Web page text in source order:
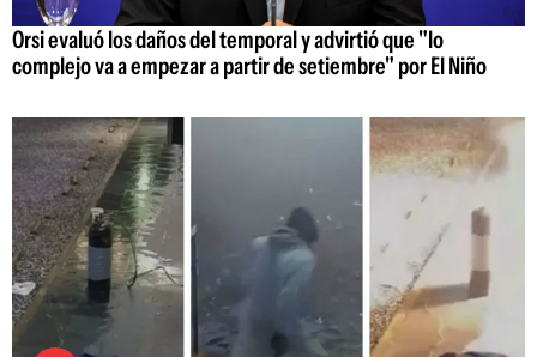
Orsi evaluó los daños del temporal y advirtió que "lo
complejo va a empezar a partir de setiembre" por El Niño